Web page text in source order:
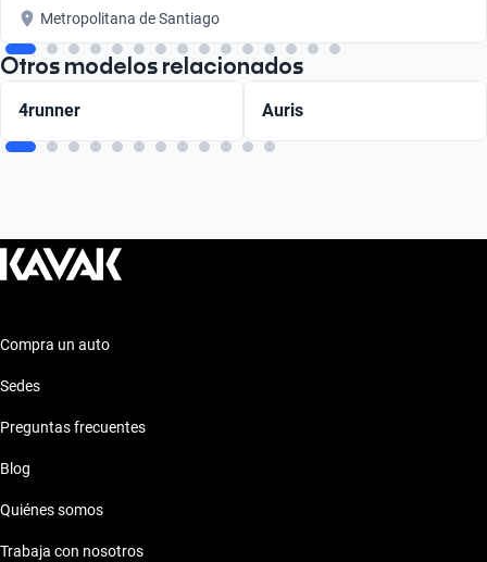
Metropolitana de Santiago
Otros modelos relacionados
4runner Auris
Compra un auto
Sedes
Preguntas frecuentes
Blog
Quiénes somos
Trabaja con nosotros